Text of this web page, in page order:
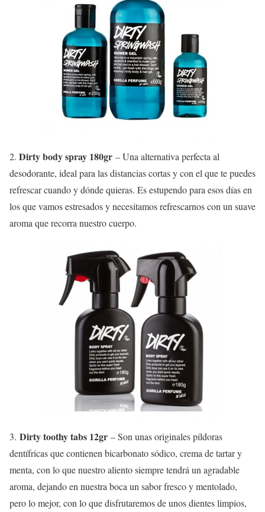
2. Dirty body spray 180gr – Una alternativa perfecta al
desodorante, ideal para las distancias cortas y con el que te puedes
refrescar cuando y dónde quieras. Es estupendo para esos días en
los que vamos estresados y necesitamos refrescarnos con un suave
aroma que recorra nuestro cuerpo.
3. Dirty toothy tabs 12gr – Son unas originales píldoras
dentífricas que contienen bicarbonato sódico, crema de tartar y
menta, con lo que nuestro aliento siempre tendrá un agradable
aroma, dejando en nuestra boca un sabor fresco y mentolado,
pero lo mejor, con lo que disfrutaremos de unos dientes limpios,